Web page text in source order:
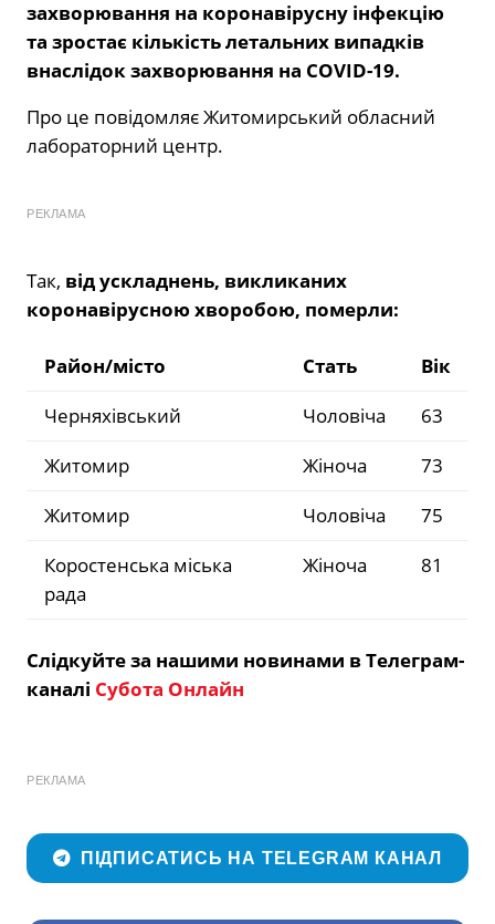
захворювання на коронавірусну інфекцію
та зростає кількість летальних випадків
внаслідок захворювання на COVID-19.
Про це повідомляє Житомирський обласний
лабораторний центр.
РЕКЛАМА
Так, від ускладнень, викликаних
коронавірусною хворобою, померли:
Район/місто Стать
Вік
Черняхівський
Чоловіча
63
Житомир
Жіноча
73
Житомир
Чоловіча
75
Коростенська міська
рада
Жіноча 81
Слідкуйте за нашими новинами в Телеграм-
каналі Субота Онлайн
РЕКЛАМА
ПІДПИСАТИСЬ НА TELEGRAM КАНАЛ